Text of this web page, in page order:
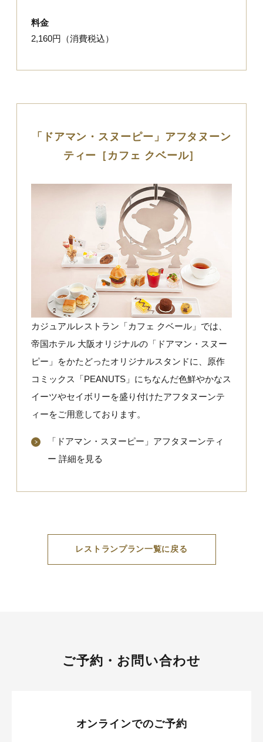
料金
2,160円（消費税込）
「ドアマン・スヌーピー」アフタヌーン
ティー［カフェ クベール］
カジュアルレストラン「カフェ クベール」では、
帝国ホテル 大阪オリジナルの「ドアマン・スヌー
ピー」をかたどったオリジナルスタンドに、原作
コミックス「PEANUTS」にちなんだ色鮮やかなス
イーツやセイボリーを盛り付けたアフタヌーンテ
ィーをご用意しております。
「ドアマン・スヌーピー」アフタヌーンティ
ー 詳細を見る
レストランプラン一覧に戻る
ご予約・お問い合わせ
オンラインでのご予約